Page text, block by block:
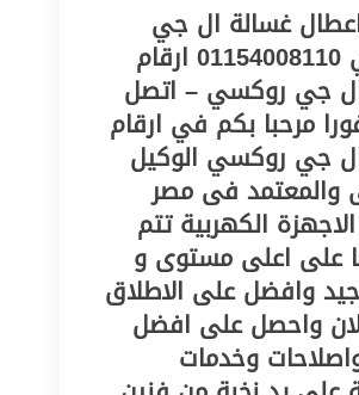
غسالة ال جي
روكسي 01154008110 ارقام
جي روكسي – اتصل
مرحبا بكم في ارقام
جي روكسي الوكيل
والمعتمد فى مصر
الكهربية تتم
على اعلى مستوى و
وافضل على الاطلاق
واحصل على افضل
وخدمات